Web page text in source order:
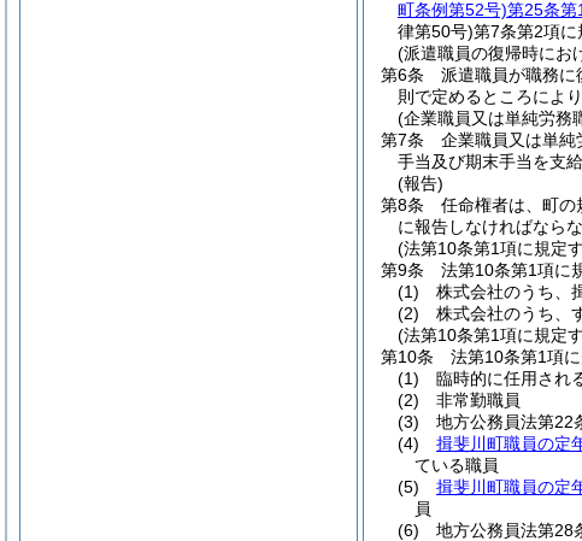
町条例第52号)第25条第
律第50号)第7条第2項に
(派遣職員の復帰時にお
第6条
派遣職員が職務に
則で定めるところによ
(企業職員又は単純労務
第7条
企業職員又は単
手当及び期末手当を支
(報告)
第8条
任命権者は、町の
に報告しなければならな
(法第10条第1項に規定
第9条
法第10条第1項に
(1)
株式会社のうち、
(2)
株式会社のうち、
(法第10条第1項に規定
第10条
法第10条第1項
(1)
臨時的に任用され
(2)
非常勤職員
(3)
地方公務員法第22
(4)
揖斐川町職員の定
ている職員
(5)
揖斐川町職員の定
員
(6)
地方公務員法第28